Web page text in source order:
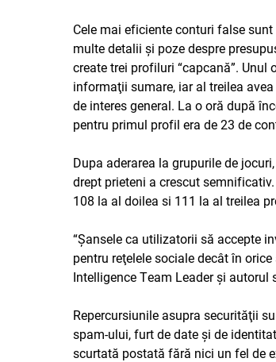
Cele mai eficiente conturi false
multe detalii şi poze despre
create trei profiluri “capcană”.
informaţii sumare, iar al treilea
de interes general. La o oră după
pentru primul profil era de 23 de
Dupa aderarea la grupurile de
drept prieteni a crescut
108 la al doilea si 111 la al treilea
“Şansele ca utilizatorii să accepte
pentru reţelele sociale decât în
Intelligence Team Leader şi autorul
Repercursiunile asupra securităţii
spam-ului, furt de date şi de
scurtată postată fără nici un fel de